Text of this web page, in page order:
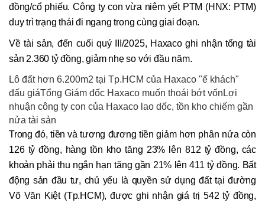
đồng/cổ phiếu. Công ty con vừa niêm yết PTM (HNX: PTM)
duy trì trạng thái đi ngang trong cùng giai đoạn.
Về tài sản, đến cuối quý III/2025, Haxaco ghi nhận tổng tài
sản 2.360 tỷ đồng, giảm nhẹ so với đầu năm.
Lô đất hơn 6.200m2 tại Tp.HCM của Haxaco "ế khách"
đấu giáTổng Giám đốc Haxaco muốn thoái bớt vốnLợi
nhuận công ty con của Haxaco lao dốc, tồn kho chiếm gần
nửa tài sản
Trong đó, tiền và tương đương tiền giảm hơn phân nửa còn
126 tỷ đồng, hàng tồn kho tăng 23% lên 812 tỷ đồng, các
khoản phải thu ngắn hạn tăng gần 21% lên 411 tỷ đồng. Bất
động sản đầu tư, chủ yếu là quyền sử dụng đất tại đường
Võ Văn Kiệt (Tp.HCM), được ghi nhận giá trị 542 tỷ đồng,